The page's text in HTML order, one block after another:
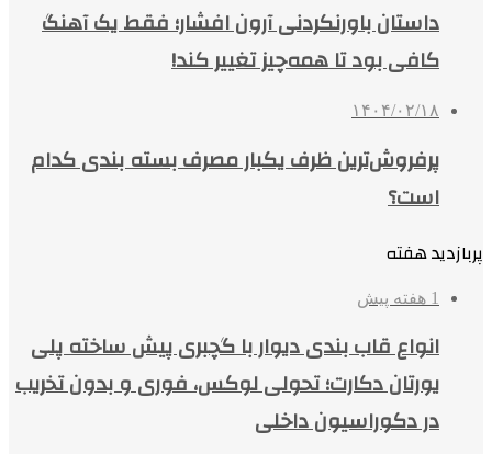
داستان باورنکردنی آرون افشار؛ فقط یک آهنگ
کافی بود تا همه‌چیز تغییر کند!
۱۴۰۴/۰۲/۱۸
پرفروش‌ترین ظرف یکبار مصرف بسته بندی کدام
است؟
پربازدید هفته
1 هفته پیش
انواع قاب بندی دیوار با گچبری پیش ساخته پلی
یورتان دکارت؛ تحولی لوکس، فوری و بدون تخریب
در دکوراسیون داخلی